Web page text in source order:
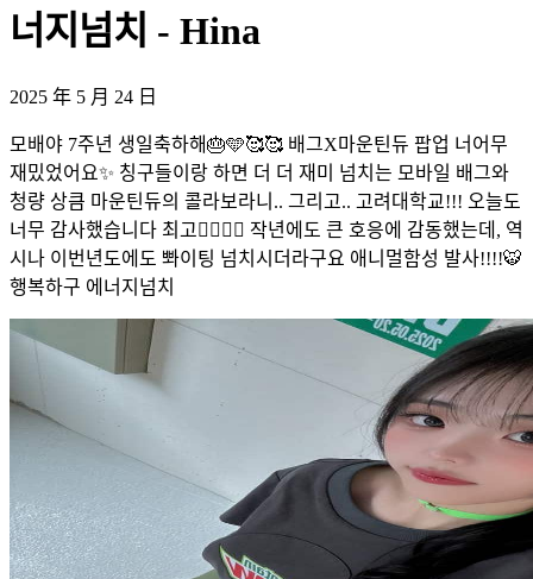
너지넘치 - Hina
2025 年 5 月 24 日
모배야 7주년 생일축하해🎂🩵🥰🥰 배그X마운틴듀 팝업 너어무
재밌었어요✨ 칭구들이랑 하면 더 더 재미 넘치는 모바일 배그와
청량 상큼 마운틴듀의 콜라보라니.. 그리고.. 고려대학교!!! 오늘도
너무 감사했습니다 최고❤️‍🔥❤️‍🔥 작년에도 큰 호응에 감동했는데, 역
시나 이번년도에도 뽜이팅 넘치시더라구요 애니멀함성 발사!!!!🐯
행복하구 에너지넘치